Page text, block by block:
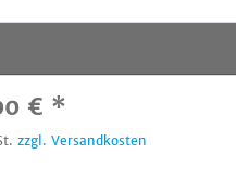
€ *
zzgl. Versandkosten